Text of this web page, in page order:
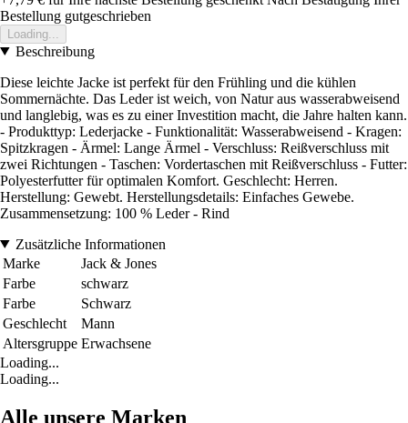
Bestellung gutgeschrieben
Loading...
Beschreibung
Diese leichte Jacke ist perfekt für den Frühling und die kühlen
Sommernächte. Das Leder ist weich, von Natur aus wasserabweisend
und langlebig, was es zu einer Investition macht, die Jahre halten kann.
- Produkttyp: Lederjacke - Funktionalität: Wasserabweisend - Kragen:
Spitzkragen - Ärmel: Lange Ärmel - Verschluss: Reißverschluss mit
zwei Richtungen - Taschen: Vordertaschen mit Reißverschluss - Futter:
Polyesterfutter für optimalen Komfort. Geschlecht: Herren.
Herstellung: Gewebt. Herstellungsdetails: Einfaches Gewebe.
Zusammensetzung: 100 % Leder - Rind
Zusätzliche Informationen
Marke
Jack & Jones
Farbe
schwarz
Farbe
Schwarz
Geschlecht
Mann
Altersgruppe Erwachsene
Loading...
Loading...
Alle unsere Marken